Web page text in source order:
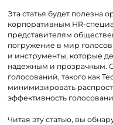
Эта статья будет полезна
корпоративным HR-
представителям
погружение в мир
и инструменты, которые
надежным и прозрачным.
голосований, такого как
минимизировать
эффективность
Читая эту статью, вы